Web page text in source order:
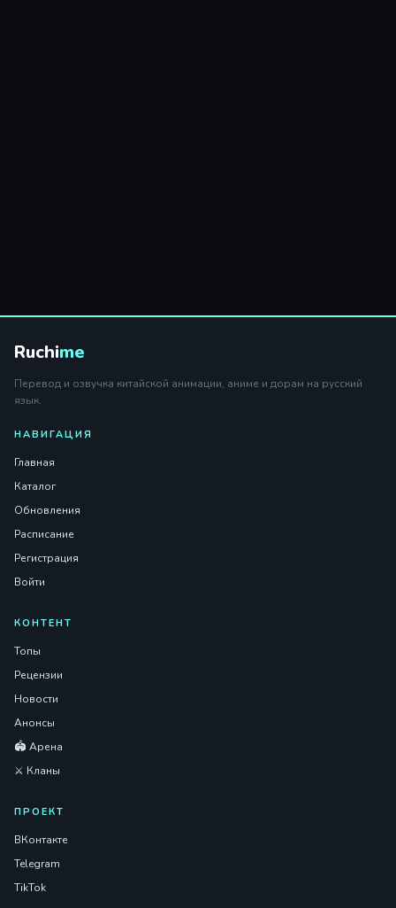
Ruchime
Перевод и озвучка китайской анимации, аниме и дорам на русский
язык.
НАВИГАЦИЯ
Главная
Каталог
Обновления
Расписание
Регистрация
Войти
КОНТЕНТ
Топы
Рецензии
Новости
Анонсы
🏟️ Арена
⚔️ Кланы
ПРОЕКТ
ВКонтакте
Telegram
TikTok